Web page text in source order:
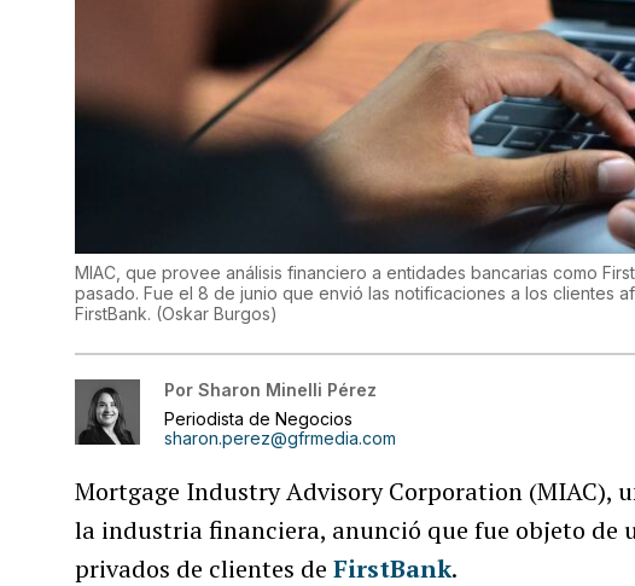
MIAC, que provee análisis financiero a entidades bancarias como
pasado. Fue el 8 de junio que envió las notificaciones a los clientes
FirstBank. (Oskar Burgos)
Por Sharon Minelli Pérez
Periodista de Negocios
sharon.perez@gfrmedia.com
Mortgage Industry Advisory Corporation (MIAC),
la industria financiera, anunció que fue objeto de
privados de clientes deFirstBank.